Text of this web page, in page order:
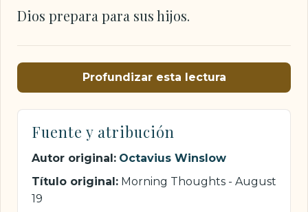
Dios prepara para sus hijos.
Profundizar esta lectura
Fuente y atribución
Autor original: Octavius Winslow
Título original: Morning Thoughts - August
19